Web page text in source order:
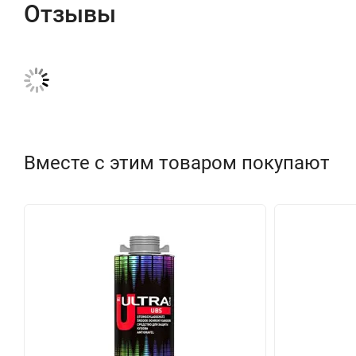
Отзывы
Вместе с этим товаром покупают